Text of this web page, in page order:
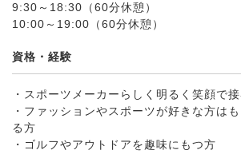
9:30～18:30（60分休憩）
10:00～19:00（60分休憩）
資格・経験
・スポーツメーカーらしく明るく笑顔で
・ファッションやスポーツが好きな方は
る方
・ゴルフやアウトドアを趣味にもつ方